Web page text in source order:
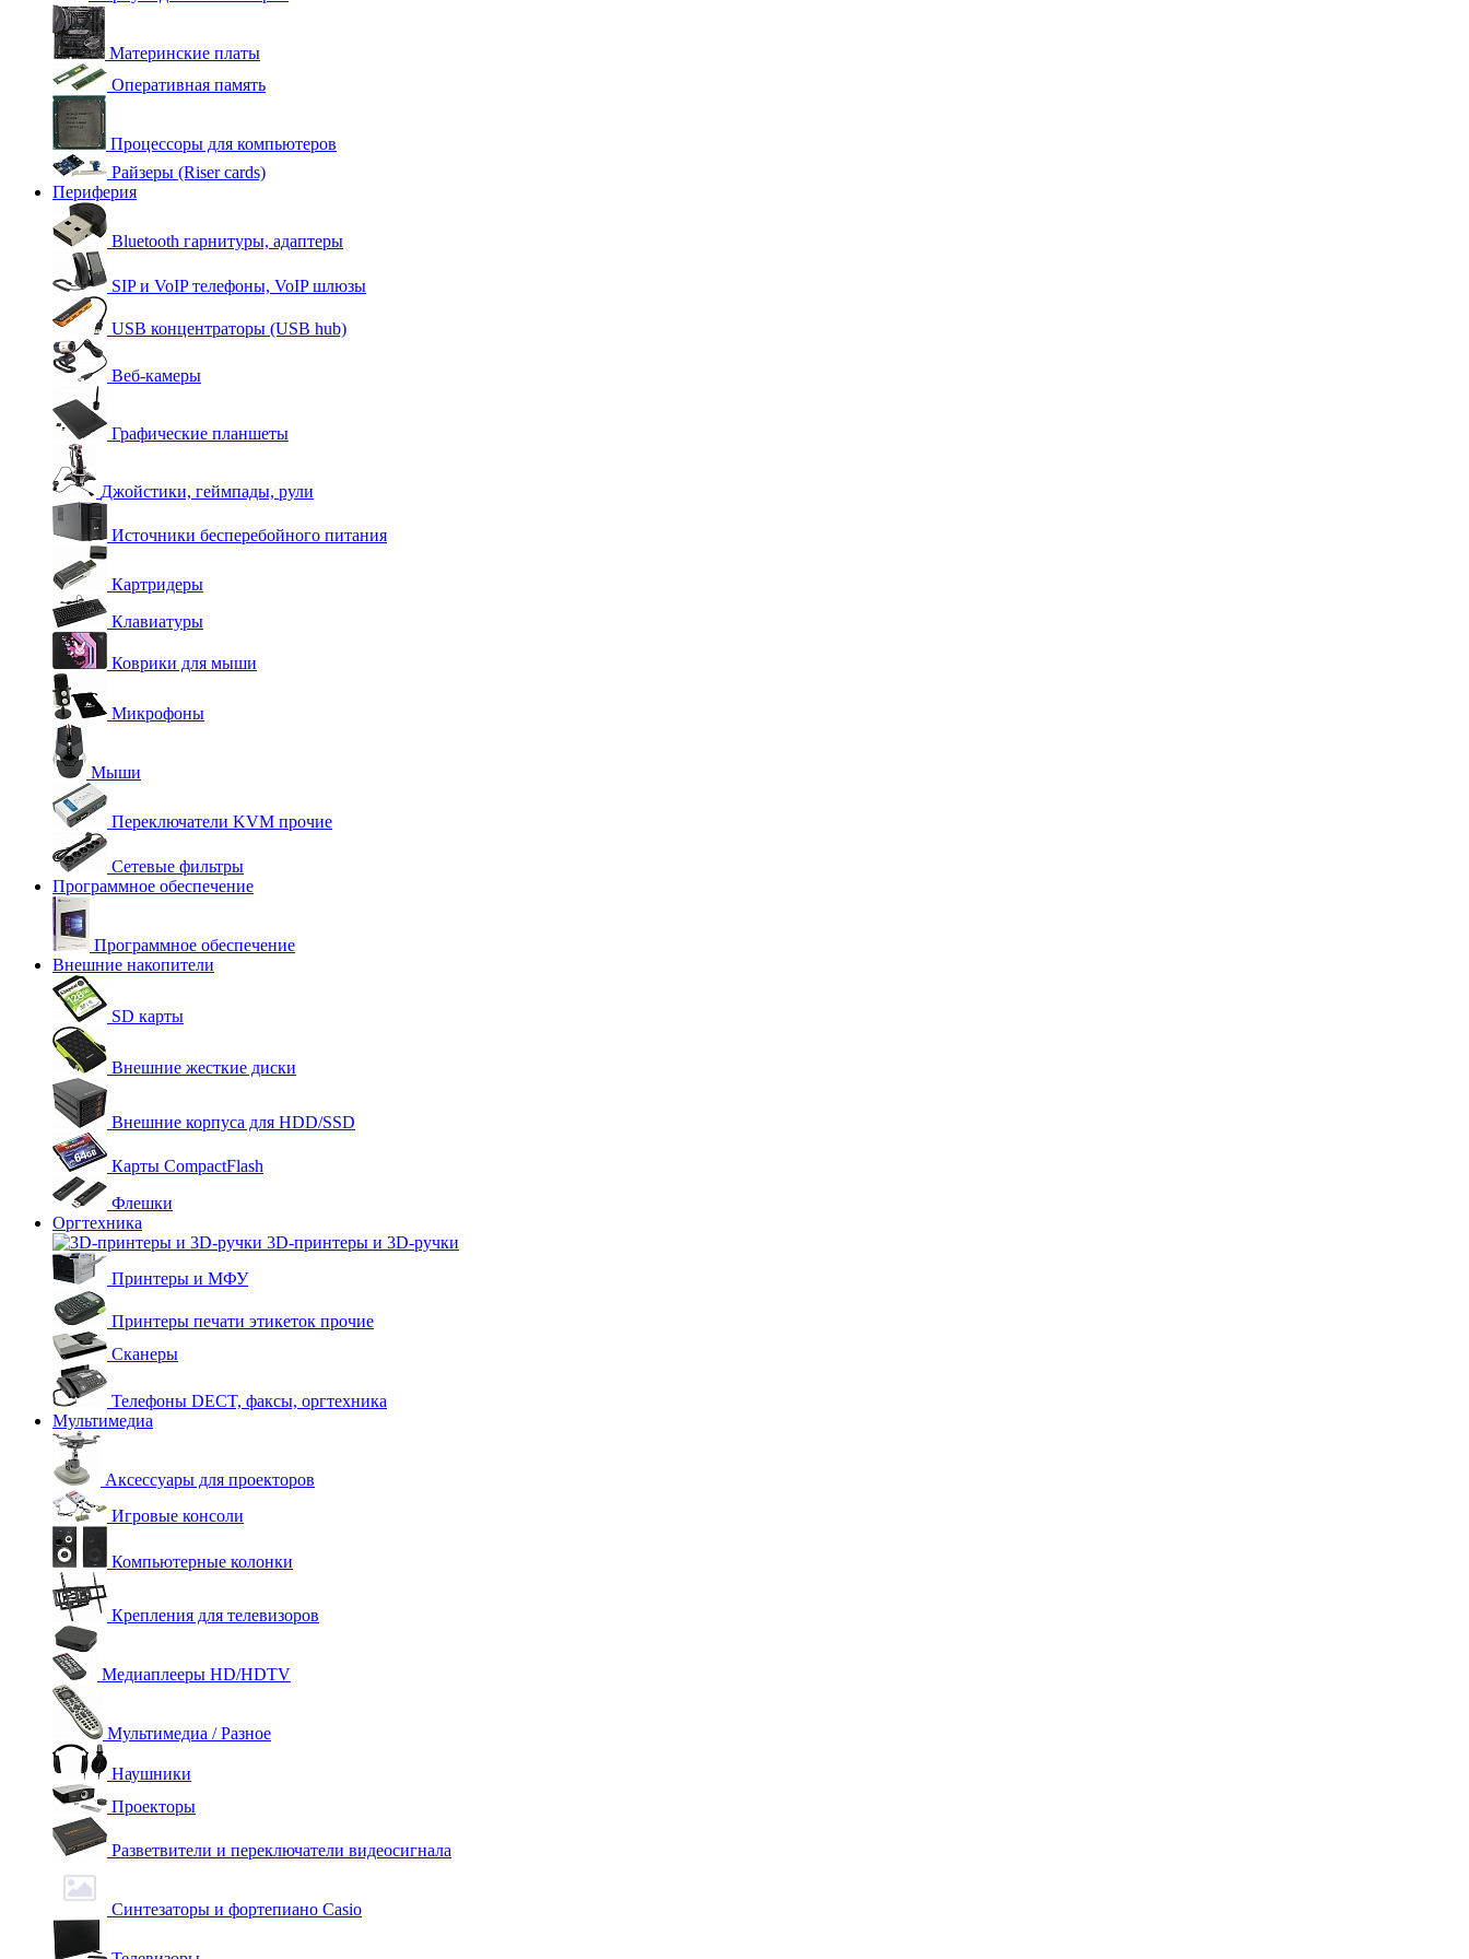
Материнские платы
Оперативная память
Процессоры для компьютеров
Райзеры (Riser cards)
Периферия
Bluetooth гарнитуры, адаптеры
SIP и VoIP телефоны, VoIP шлюзы
USB концентраторы (USB hub)
Веб-камеры
Графические планшеты
Джойстики, геймпады, рули
Источники бесперебойного питания
Картридеры
Клавиатуры
Коврики для мыши
Микрофоны
Мыши
Переключатели KVM прочие
Сетевые фильтры
Программное обеспечение
Программное обеспечение
Внешние накопители
SD карты
Внешние жесткие диски
Внешние корпуса для HDD/SSD
Карты CompactFlash
Флешки
Оргтехника
3D-принтеры и 3D-ручки
Принтеры и МФУ
Принтеры печати этикеток прочие
Сканеры
Телефоны DECT, факсы, оргтехника
Мультимедиа
Аксессуары для проекторов
Игровые консоли
Компьютерные колонки
Крепления для телевизоров
Медиаплееры HD/HDTV
Мультимедиа / Разное
Наушники
Проекторы
Разветвители и переключатели видеосигнала
Синтезаторы и фортепиано Casio